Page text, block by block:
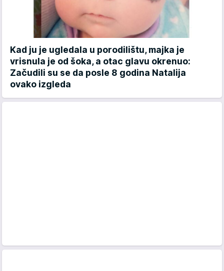
Kad ju je ugledala u porodilištu, majka je
vrisnula je od šoka, a otac glavu okrenuo:
Začudili su se da posle 8 godina Natalija
ovako izgleda